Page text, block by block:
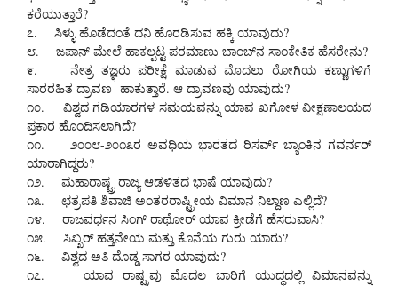
ಕರೆಯುತ್ತಾರೆ?
೭. ಸಿಳ್ಳು ಹೊಡೆದಂತೆ ದನಿ ಹೊರಡಿಸುವ ಹಕ್ಕಿ ಯಾವುದು?
೮. ಜಪಾನ್ ಮೇಲೆ ಹಾಕಲ್ಪಟ್ಟ ಪರಮಾಣು ಬಾಂಬ್‌ನ ಸಾಂಕೇತಿಕ ಹೆಸರೇನು?
೯. ನೇತ್ರ ತಜ್ಞರು ಪರೀಕ್ಷೆ ಮಾಡುವ ಮೊದಲು ರೋಗಿಯ ಕಣ್ಣುಗಳಿಗೆ
ಸಾರರಹಿತ ದ್ರಾವಣ ಹಾಕುತ್ತಾರೆ. ಆ ದ್ರಾವಣವು ಯಾವುದು?
೧೦. ವಿಶ್ವದ ಗಡಿಯಾರಗಳ ಸಮಯವನ್ನು ಯಾವ ಖಗೋಳ ವೀಕ್ಷಣಾಲಯದ
ಪ್ರಕಾರ ಹೊಂದಿಸಲಾಗಿದೆ?
೧೧. ೨೦೦೮-೨೦೧೩ರ ಅವಧಿಯ ಭಾರತದ ರಿಸರ್ವ್ ಬ್ಯಾಂಕಿನ ಗವರ್ನರ್
ಯಾರಾಗಿದ್ದರು?
೧೨. ಮಹಾರಾಷ್ಟ್ರ ರಾಜ್ಯ ಆಡಳಿತದ ಭಾಷೆ ಯಾವುದು?
೧೩. ಛತ್ರಪತಿ ಶಿವಾಜಿ ಅಂತರರಾಷ್ಟ್ರೀಯ ವಿಮಾನ ನಿಲ್ದಾಣ ಎಲ್ಲಿದೆ?
೧೪. ರಾಜವರ್ಧನ ಸಿಂಗ್ ರಾಥೋರ್ ಯಾವ ಕ್ರೀಡೆಗೆ ಹೆಸರುವಾಸಿ?
೧೫. ಸಿಖ್ಖರ್ ಹತ್ತನೇಯ ಮತ್ತು ಕೊನೆಯ ಗುರು ಯಾರು?
೧೬. ವಿಶ್ವದ ಅತಿ ದೊಡ್ಡ ಸಾಗರ ಯಾವುದು?
೧೭. ಯಾವ ರಾಷ್ಟ್ರವು ಮೊದಲ ಬಾರಿಗೆ ಯುದ್ಧದಲ್ಲಿ ವಿಮಾನವನ್ನು